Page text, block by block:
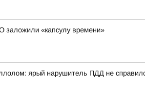
«капсулу времени»
ярый нарушитель ПДД не